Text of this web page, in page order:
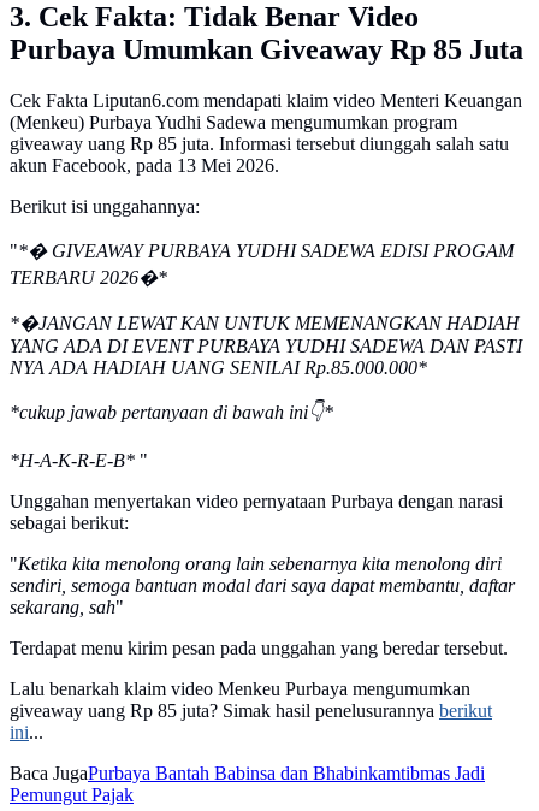
3. Cek Fakta: Tidak Benar Video
Purbaya Umumkan Giveaway Rp 85 Juta
Cek Fakta Liputan6.com mendapati klaim video Menteri Keuangan
(Menkeu) Purbaya Yudhi Sadewa mengumumkan program
giveaway uang Rp 85 juta. Informasi tersebut diunggah salah satu
akun Facebook, pada 13 Mei 2026.
Berikut isi unggahannya:
"*� GIVEAWAY PURBAYA YUDHI SADEWA EDISI PROGAM
TERBARU 2026�*
*�JANGAN LEWAT KAN UNTUK MEMENANGKAN HADIAH
YANG ADA DI EVENT PURBAYA YUDHI SADEWA DAN PASTI
NYA ADA HADIAH UANG SENILAI Rp.85.000.000*
*cukup jawab pertanyaan di bawah ini👇*
*H-A-K-R-E-B* "
Unggahan menyertakan video pernyataan Purbaya dengan narasi
sebagai berikut:
"Ketika kita menolong orang lain sebenarnya kita menolong diri
sendiri, semoga bantuan modal dari saya dapat membantu, daftar
sekarang, sah"
Terdapat menu kirim pesan pada unggahan yang beredar tersebut.
Lalu benarkah klaim video Menkeu Purbaya mengumumkan
giveaway uang Rp 85 juta? Simak hasil penelusurannya berikut
ini...
Baca JugaPurbaya Bantah Babinsa dan Bhabinkamtibmas Jadi
Pemungut Pajak